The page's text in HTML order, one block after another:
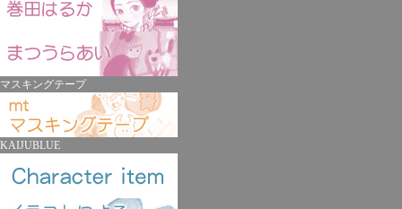
マスキングテープ
KAIJUBLUE